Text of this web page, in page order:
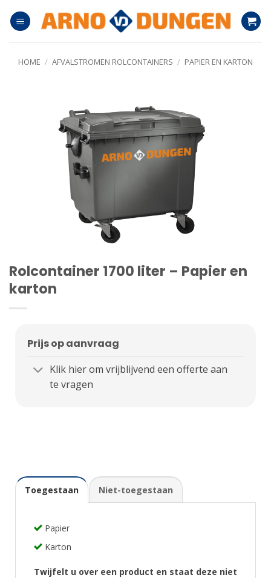
naar
HOME / AFVALSTROMEN ROLCONTAINERS / PAPIER EN KARTON
Rolcontainer 1700 liter – Papier en
karton
Prijs op aanvraag
Klik hier om vrijblijvend een offerte aan
te vragen
Toegestaan Niet-toegestaan
Papier
Karton
Twijfelt u over een product en staat deze niet